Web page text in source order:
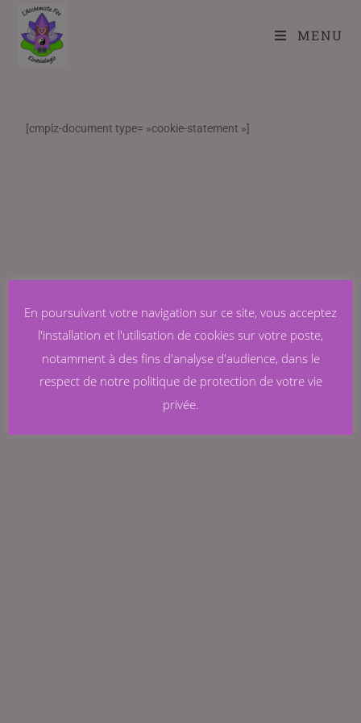
MENU
[cmplz-document type= »cookie-statement »]
Mentions Légales – RGPD – CGV et Crédits
Copyright 2025 - L'Alchimiste Fée Kinésiologie - SIRET 840 254 049
En poursuivant votre navigation sur ce site, vous acceptez
l'installation et l'utilisation de cookies sur votre poste,
notamment à des fins d'analyse d'audience, dans le
respect de notre politique de protection de votre vie
privée.